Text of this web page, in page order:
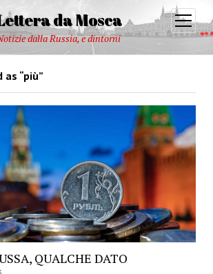
da Mosca
dalla Russia, e dintorni
open
menu
“più”
QUALCHE DATO